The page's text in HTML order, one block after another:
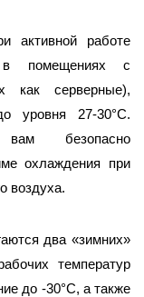
работе
помещениях с
как серверные),
уровня 27-30°С.
безопасно
охлаждения при
воздуха.
два «зимних»
температур
до -30°С, а также